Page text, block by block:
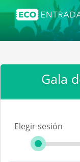
Gala
Elegir sesión